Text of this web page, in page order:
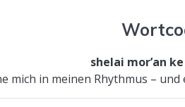
shelai mor’an
mich in meinen Rhythmus –